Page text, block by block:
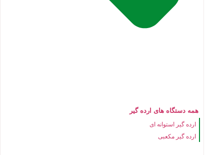
همه دستگاه های ارده گیر
ارده گیر استوانه ای
ارده گیر مکعبی